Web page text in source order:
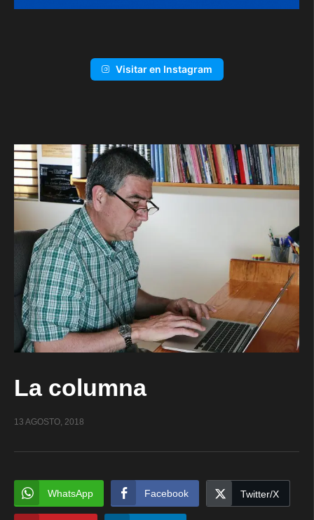
Visitar en Instagram
La columna
13 AGOSTO, 2018
WhatsApp Facebook Twitter/X